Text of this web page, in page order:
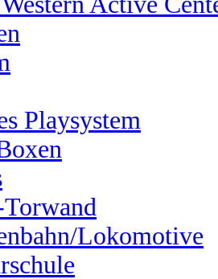
Playsystem
Lokomotive